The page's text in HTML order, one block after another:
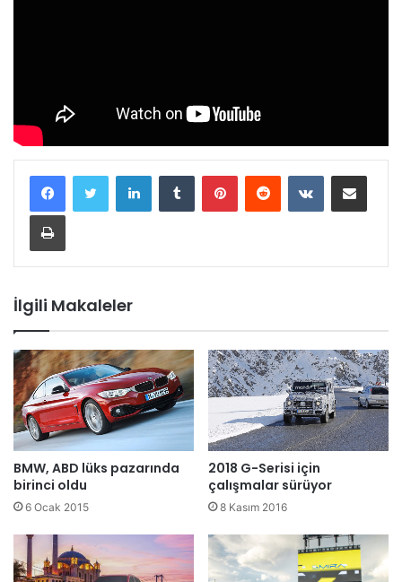
İlgili Makaleler
BMW, ABD lüks pazarında
birinci oldu
6 Ocak 2015
2018 G-Serisi için
çalışmalar sürüyor
8 Kasım 2016